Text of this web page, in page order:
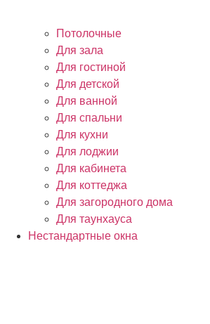
Потолочные
Для зала
Для гостиной
Для детской
Для ванной
Для спальни
Для кухни
Для лоджии
Для кабинета
Для коттеджа
Для загородного дома
Для таунхауса
Нестандартные окна